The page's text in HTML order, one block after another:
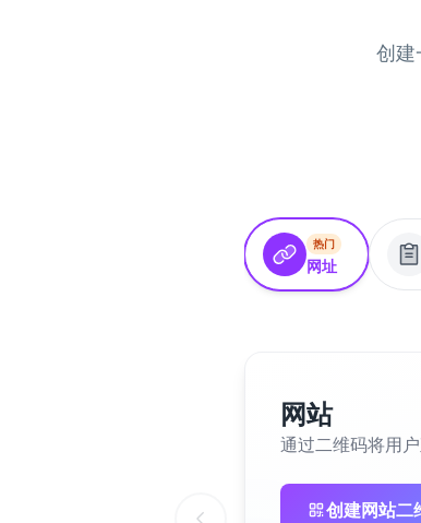
创建
热门
网址
网站
通过二维码将用
创建网站二